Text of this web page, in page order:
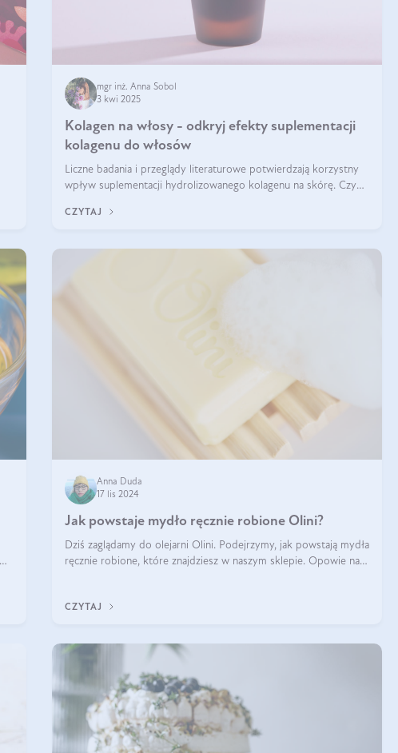
mgr inż. Anna Sobol
3 kwi 2025
Kolagen na włosy - odkryj efekty suplementacji
kolagenu do włosów
Liczne badania i przeglądy literaturowe potwierdzają korzystny
wpływ suplementacji hydrolizowanego kolagenu na skórę. Czy
CZYTAJ
Anna Duda
17 lis 2024
Jak powstaje mydło ręcznie robione Olini?
Dziś zaglądamy do olejarni Olini. Podejrzymy, jak powstają mydła
ręcznie robione, które znajdziesz w naszym sklepie. Opowie nam
CZYTAJ